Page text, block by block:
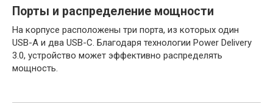
Порты и распределение мощности
На корпусе расположены три порта, из которых один
USB-A и два USB-C. Благодаря технологии Power Delivery
3.0, устройство может эффективно распределять
мощность.